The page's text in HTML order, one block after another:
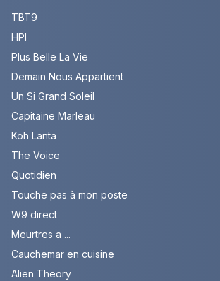
TBT9
HPI
Plus Belle La Vie
Demain Nous Appartient
Un Si Grand Soleil
Capitaine Marleau
Koh Lanta
The Voice
Quotidien
Touche pas à mon poste
W9 direct
Meurtres a ...
Cauchemar en cuisine
Alien Theory